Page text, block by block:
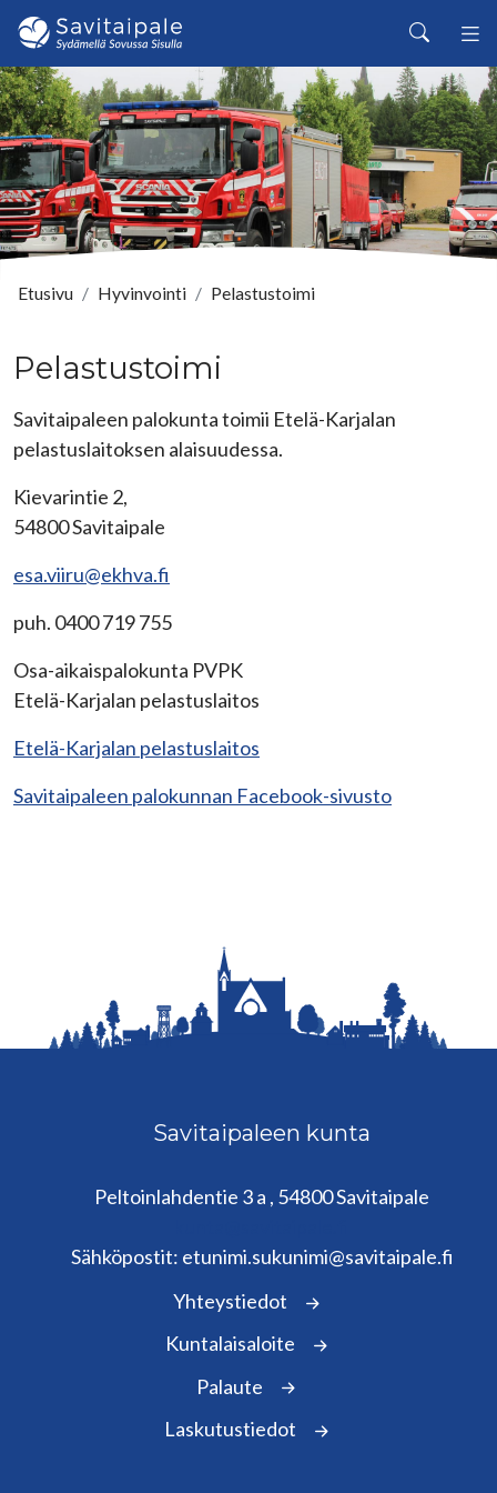
Siirry pääsisältöön
Haku
Etusivu Hyvinvointi Pelastustoimi
Pelastustoimi
Savitaipaleen palokunta toimii Etelä-Karjalan
pelastuslaitoksen alaisuudessa.
Kievarintie 2,
54800 Savitaipale
esa.viiru@ekhva.fi
puh. 0400 719 755
Osa-aikaispalokunta PVPK
Etelä-Karjalan pelastuslaitos
Etelä-Karjalan pelastuslaitos
Savitaipaleen palokunnan Facebook-sivusto
Savitaipaleen kunta
Peltoinlahdentie 3 a , 54800 Savitaipale
Sähköpostit: etunimi.sukunimi@savitaipale.fi
Yhteystiedot
Kuntalaisaloite
Palaute
Laskutustiedot